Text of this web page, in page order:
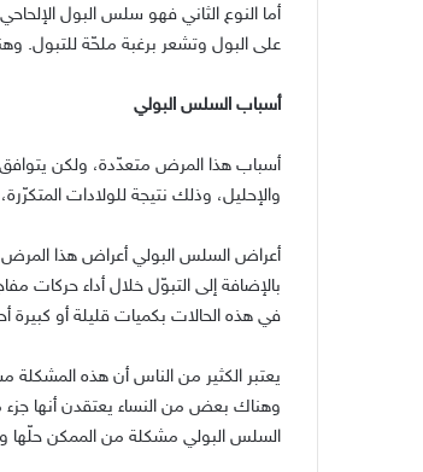
أما النوع الثاني فهو سلس البول
على البول وتشعر برغبة ملحّة للتبول.
أسباب السلس البولي
أسباب هذا المرض متعدّدة، ولكن
والإحليل، وذلك نتيجة للولادات
أعراض السلس البولي أعراض هذا المرض
بالإضافة إلى التبوّل خلال أداء حركات
في هذه الحالات بكميات قليلة أو كبيرة
يعتبر الكثير من الناس أن هذه
وهناك بعض من النساء يعتقدن أنها جزء
السلس البولي مشكلة من الممكن حلّها